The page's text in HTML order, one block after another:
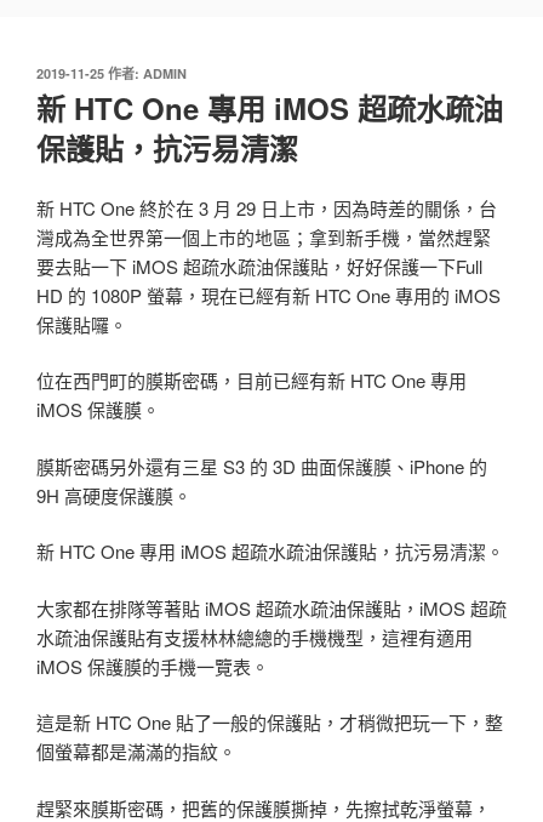
發
佈
於
2019-11-25 作者: ADMIN
新 HTC One 專用 iMOS 超疏水疏油
保護貼，抗污易清潔
新 HTC One 終於在 3 月 29 日上市，因為時差的關係，台
灣成為全世界第一個上市的地區；拿到新手機，當然趕緊
要去貼一下 iMOS 超疏水疏油保護貼，好好保護一下Full
HD 的 1080P 螢幕，現在已經有新 HTC One 專用的 iMOS
保護貼囉。
位在西門町的膜斯密碼，目前已經有新 HTC One 專用
iMOS 保護膜。
膜斯密碼另外還有三星 S3 的 3D 曲面保護膜、iPhone 的
9H 高硬度保護膜。
新 HTC One 專用 iMOS 超疏水疏油保護貼，抗污易清潔。
大家都在排隊等著貼 iMOS 超疏水疏油保護貼，iMOS 超疏
水疏油保護貼有支援林林總總的手機機型，這裡有適用
iMOS 保護膜的手機一覽表。
這是新 HTC One 貼了一般的保護貼，才稍微把玩一下，整
個螢幕都是滿滿的指紋。
趕緊來膜斯密碼，把舊的保護膜撕掉，先擦拭乾淨螢幕，